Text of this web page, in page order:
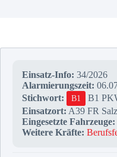
Einsatz-Info: 34/2026
Alarmierungszeit:
Stichwort:
B1
B1
Einsatzort: A39 FR
Eingesetzte Fahrzeuge:
Weitere Kräfte: